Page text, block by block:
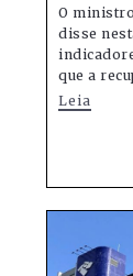
O
disse
que a
Leia